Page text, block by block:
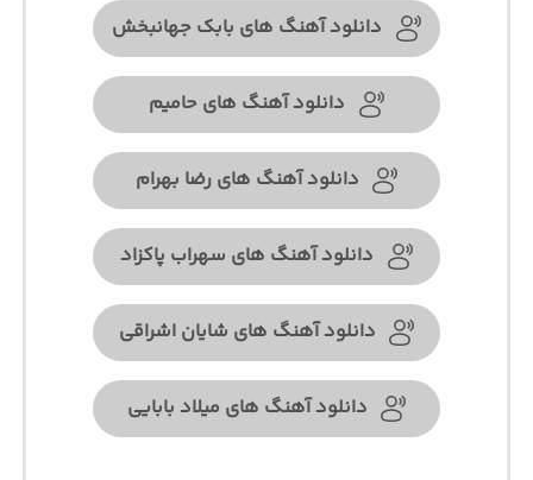
دانلود آهنگ های بابک جهانبخش
دانلود آهنگ های حامیم
دانلود آهنگ های رضا بهرام
دانلود آهنگ های سهراب پاکزاد
دانلود آهنگ های شایان اشراقی
دانلود آهنگ های میلاد بابایی